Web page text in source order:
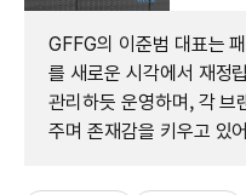
GFFG의 이준범 대표는
를 새로운 시각에서 재정
관리하듯 운영하며, 각 브
주며 존재감을 키우고 있